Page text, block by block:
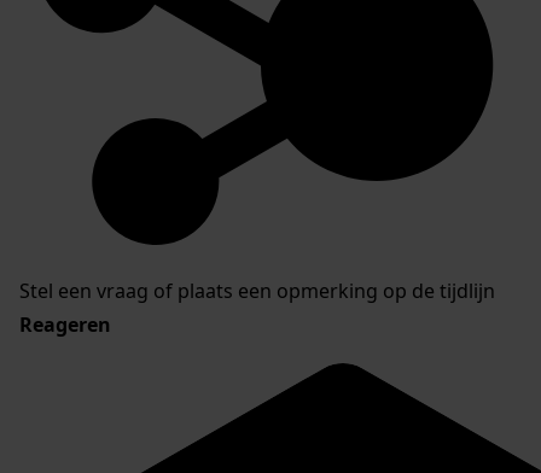
Stel een vraag of plaats een opmerking op de tijdlijn
Reageren